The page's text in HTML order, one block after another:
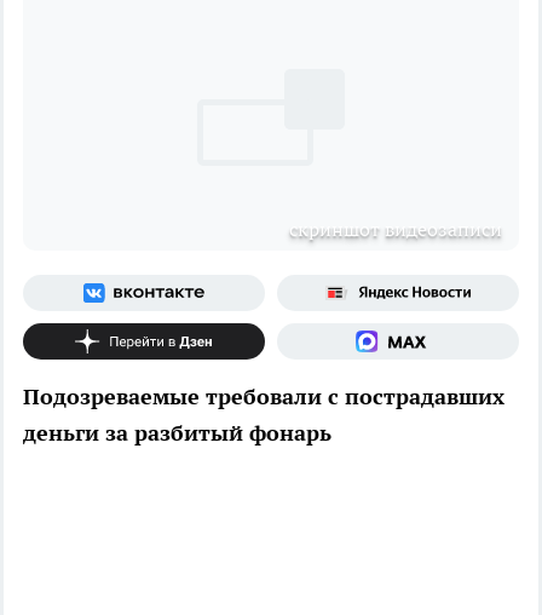
скриншот видеозаписи
Подозреваемые требовали с пострадавших
деньги за разбитый фонарь